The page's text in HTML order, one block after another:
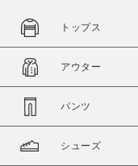
在庫
在庫あり
トップス
アウター
パンツ
シューズ